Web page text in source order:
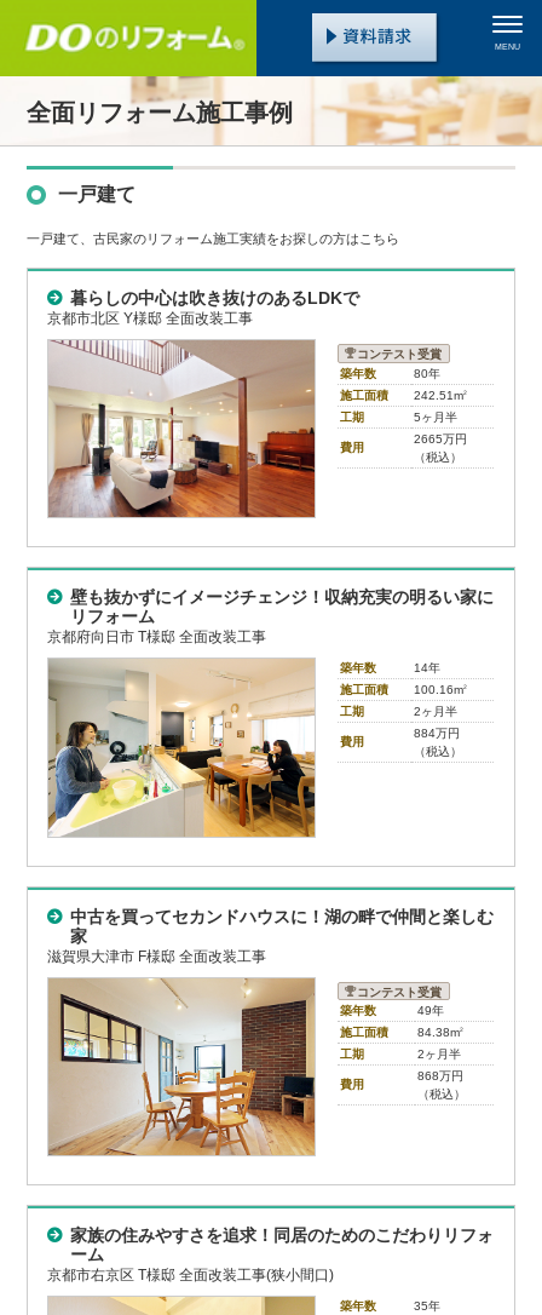
MENU
全面リフォーム施工事例
一戸建て
一戸建て、古民家のリフォーム施工実績をお探しの方はこちら
暮らしの中心は吹き抜けのあるLDKで
京都市北区 Y様邸 全面改装工事
コンテスト受賞
築年数
80年
施工面積
242.51m2
工期 5ヶ月半
費用
2665万円
（税込）
壁も抜かずにイメージチェンジ！収納充実の明るい家に
リフォーム
京都府向日市 T様邸 全面改装工事
築年数
14年
施工面積
100.16m2
工期 2ヶ月半
費用
884万円
（税込）
中古を買ってセカンドハウスに！湖の畔で仲間と楽しむ
家
滋賀県大津市 F様邸 全面改装工事
コンテスト受賞
築年数
49年
施工面積
84.38m2
工期 2ヶ月半
費用
868万円
（税込）
家族の住みやすさを追求！同居のためのこだわりリフォ
ーム
京都市右京区 T様邸 全面改装工事(狭小間口)
築年数
35年